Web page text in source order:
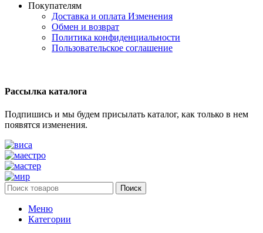
Покупателям
Доставка и оплата Изменения
Обмен и возврат
Политика конфиденциальности
Пользовательское соглашение
Рассылка каталога
Подпишись и мы будем присылать каталог, как только в нем
появятся изменения.
Поиск
Меню
Категории